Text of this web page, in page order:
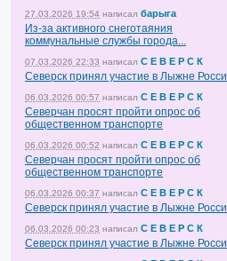
27.03.2026 19:54 написал барыга
Из-за активного снеготаяния
коммунальные службы города...
07.03.2026 22:33 написал С Е В Е Р С К
Северск принял участие в Лыжне
06.03.2026 00:57 написал С Е В Е Р С К
Северчан просят пройти опрос об
общественном транспорте
06.03.2026 00:52 написал С Е В Е Р С К
Северчан просят пройти опрос об
общественном транспорте
06.03.2026 00:37 написал С Е В Е Р С К
Северск принял участие в Лыжне
06.03.2026 00:23 написал С Е В Е Р С К
Северск принял участие в Лыжне